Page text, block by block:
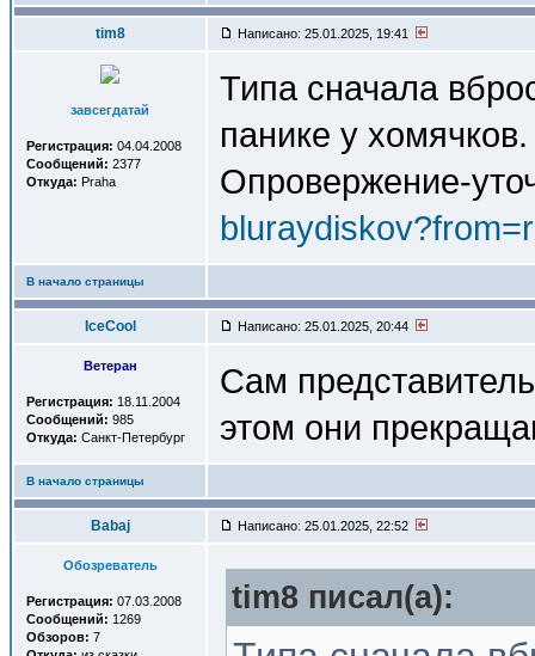
tim8 Написано: 25.01.2025, 19:41
завсегдатай
Регистрация: 04.04.2008
Сообщений: 2377
Откуда: Praha
Типа сначала
панике у хомячков.
Опровержение-
В начало страницы
IceCool Написано: 25.01.2025, 20:44
Ветеран
Регистрация: 18.11.2004
Сообщений: 985
Откуда: Санкт-Петербург
Сам
этом они
В начало страницы
Babaj Написано: 25.01.2025, 22:52
Обозреватель
Регистрация: 07.03.2008
Сообщений: 1269
Обзоров: 7
tim8 писал(a):